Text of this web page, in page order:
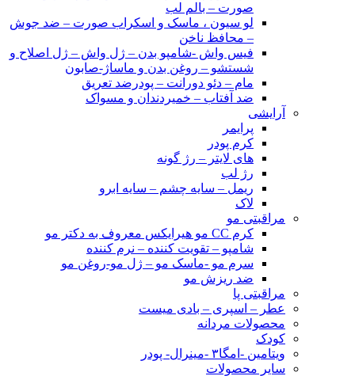
صورت – بالم لب
لو سیون ، ماسک و اسکراب صورت – ضد جوش
– محافظ ناخن
فیس واش -شامپو بدن – ژل واش – ژل اصلاح و
شستشو – روغن بدن و ماساژ-صابون
مام – دئو دورانت – پودرضد تعریق
ضد آفتاب – خمیردندان و مسواک
آرایشی
پرایمر
کرم پودر
های لایتر – رژ گونه
رژ لب
ریمل – سایه چشم – سایه ابرو
لاک
مراقبتی مو
کرم CC مو هیرایکس معروف به دکتر مو
شامپو – تقویت کننده – نرم کننده
سرم مو -ماسک مو – ژل مو-روغن مو
ضد ریزش مو
مراقبتی پا
عطر – اسپری – بادی میست
محصولات مردانه
کودک
ویتامین -امگا۳ -مینرال- پودر
سایر محصولات